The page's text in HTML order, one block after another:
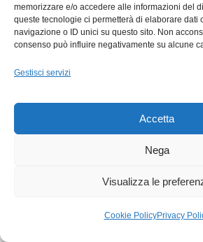
memorizzare e/o accedere alle informazioni del
queste tecnologie ci permetterà di elaborare dati
navigazione o ID unici su questo sito. Non
consenso può influire negativamente su alcune
Gestisci servizi
Accetta
Nega
Visualizza le
Cookie PolicyPrivacy
Io mi sento a disagio quando
naturale. Il “naturale” oggi è